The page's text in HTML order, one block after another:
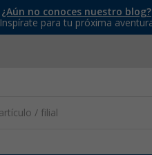
¿Aún no conoces nuestro blog?
Inspírate para tu próxima